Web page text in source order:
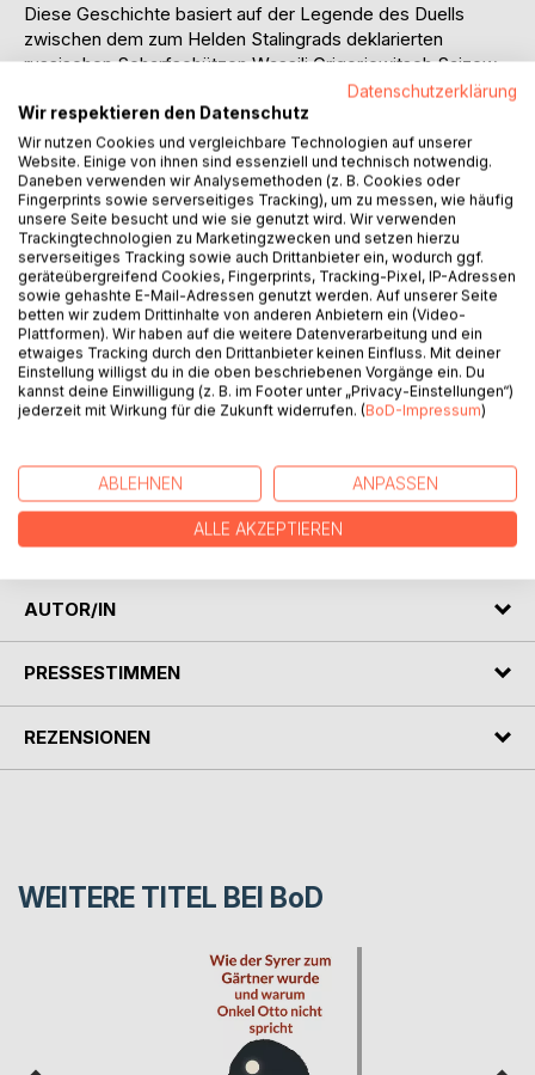
Diese Geschichte basiert auf der Legende des Duells
zwischen dem zum Helden Stalingrads deklarierten
russischen Scharfschützen Wassili Grigorjewitsch Saizew
und der wohl fiktiven Person des deutschen
Scharfschützen-Ausbilders Major Erwin König.
Düster, kalt und ohne Pathos wird sehr realitätsnah sowohl
das Schicksal der in Stalingrad kämpfenden Soldaten als
auch über das der zwangsweise in der Stadt verbliebenen
russischen Zivilbevölkerung aufgezeigt.
Während der menschenverachtenden und an Brutalität
nicht zu überbietenden Schlacht, streifen deutsche und
russische Scharfschützen wie Todesengel durch die
Ruinen und verbreiten zusätzlich Angst und Schrecken.
Unter ihnen befindet sich der deutsche Major Erwin König.
Scharfschützen-Legende Wassili Saizew.
Ein fesselnder Anti-Kriegsroman, der schonungslos die
Schrecken der Schlacht um Stalingrad widerspiegelt.
AUTOR/IN
PRESSESTIMMEN
REZENSIONEN
WEITERE TITEL BEI BoD
Datenschutzerklärung
Wir respektieren den Datenschutz
Wir nutzen Cookies und vergleichbare Technologien auf unserer
Website. Einige von ihnen sind essenziell und technisch notwendig.
Daneben verwenden wir Analysemethoden (z. B. Cookies oder
Fingerprints sowie serverseitiges Tracking), um zu messen, wie häufig
unsere Seite besucht und wie sie genutzt wird. Wir verwenden
Trackingtechnologien zu Marketingzwecken und setzen hierzu
serverseitiges Tracking sowie auch Drittanbieter ein, wodurch ggf.
geräteübergreifend Cookies, Fingerprints, Tracking-Pixel, IP-Adressen
sowie gehashte E-Mail-Adressen genutzt werden. Auf unserer Seite
betten wir zudem Drittinhalte von anderen Anbietern ein (Video-
Plattformen). Wir haben auf die weitere Datenverarbeitung und ein
etwaiges Tracking durch den Drittanbieter keinen Einfluss. Mit deiner
Einstellung willigst du in die oben beschriebenen Vorgänge ein. Du
kannst deine Einwilligung (z. B. im Footer unter „Privacy-Einstellungen“)
jederzeit mit Wirkung für die Zukunft widerrufen. (BoD-Impressum)
ABLEHNEN ANPASSEN
ALLE AKZEPTIEREN